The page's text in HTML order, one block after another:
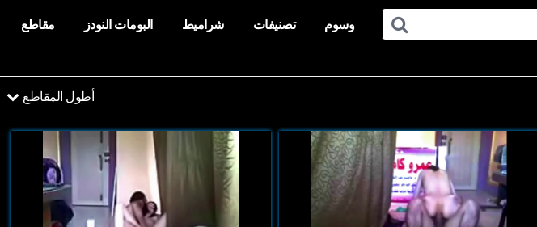
مقاطع البومات النودز شراميط تصنيفات وسوم
أطول المقاطع